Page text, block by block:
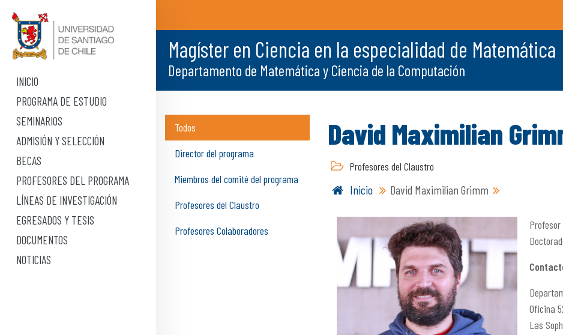
Magíster en Ciencia en la especialidad de Matemática
Departamento de Matemática y Ciencia de la Computación
INICIO
PROGRAMA DE ESTUDIO
SEMINARIOS
ADMISIÓN Y SELECCIÓN
BECAS
PROFESORES DEL PROGRAMA
LÍNEAS DE INVESTIGACIÓN
EGRESADOS Y TESIS
DOCUMENTOS
NOTICIAS
Todos
Director del programa
Miembros del comité del programa
Profesores del Claustro
Profesores Colaboradores
David Maximilian
Profesores del Claustro
Inicio David Maximilian Grimm
Oficina
Las